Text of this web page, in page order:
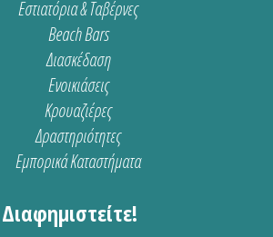
Εστιατόρια & Ταβέρνες
Beach Bars
Διασκέδαση
Ενοικιάσεις
Κρουαζιέρες
Δραστηριότητες
Εμπορικά Καταστήματα
Διαφημιστείτε!